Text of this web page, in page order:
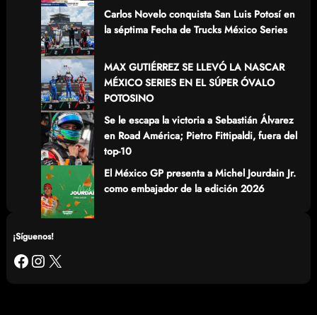
Carlos Novelo conquista San Luis Potosí en
la séptima Fecha de Trucks México Series
MAX GUTIÉRREZ SE LLEVÓ LA NASCAR
MÉXICO SERIES EN EL SÚPER ÓVALO
POTOSINO
Se le escapa la victoria a Sebastián Álvarez
en Road América; Pietro Fittipaldi, fuera del
top-10
El México GP presenta a Michel Jourdain Jr.
como embajador de la edición 2026
¡Síguenos!
Facebook Instagram X